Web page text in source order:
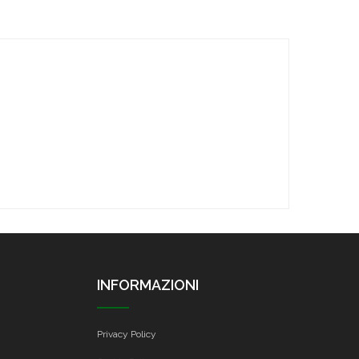
INFORMAZIONI
Privacy Policy